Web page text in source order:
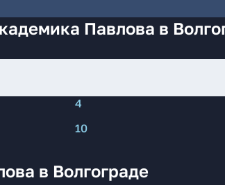
Павлова в
4
10
в Волгограде